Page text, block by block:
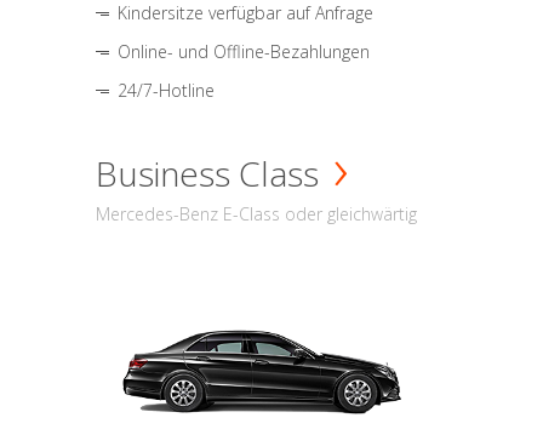
Kindersitze verfügbar auf Anfrage
Online- und Offline-Bezahlungen
24/7-Hotline
Business Class
Mercedes-Benz E-Class oder gleichwärtig